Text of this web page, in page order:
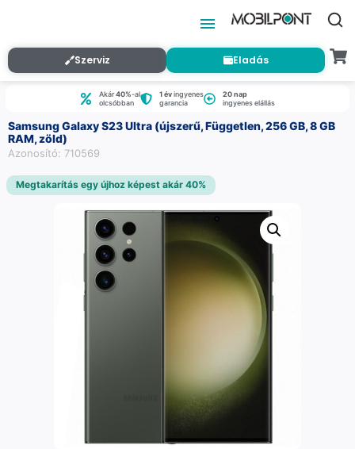
Szerviz Eladás
Akár40%-al
olcsóbban
1 évingyenes
garancia
20 nap
ingyenes elállás
Samsung Galaxy S23 Ultra (újszerű, Független, 256 GB, 8 GB
RAM, zöld)
Azonosító: 710569
Megtakarítás egy újhoz képest akár 40%